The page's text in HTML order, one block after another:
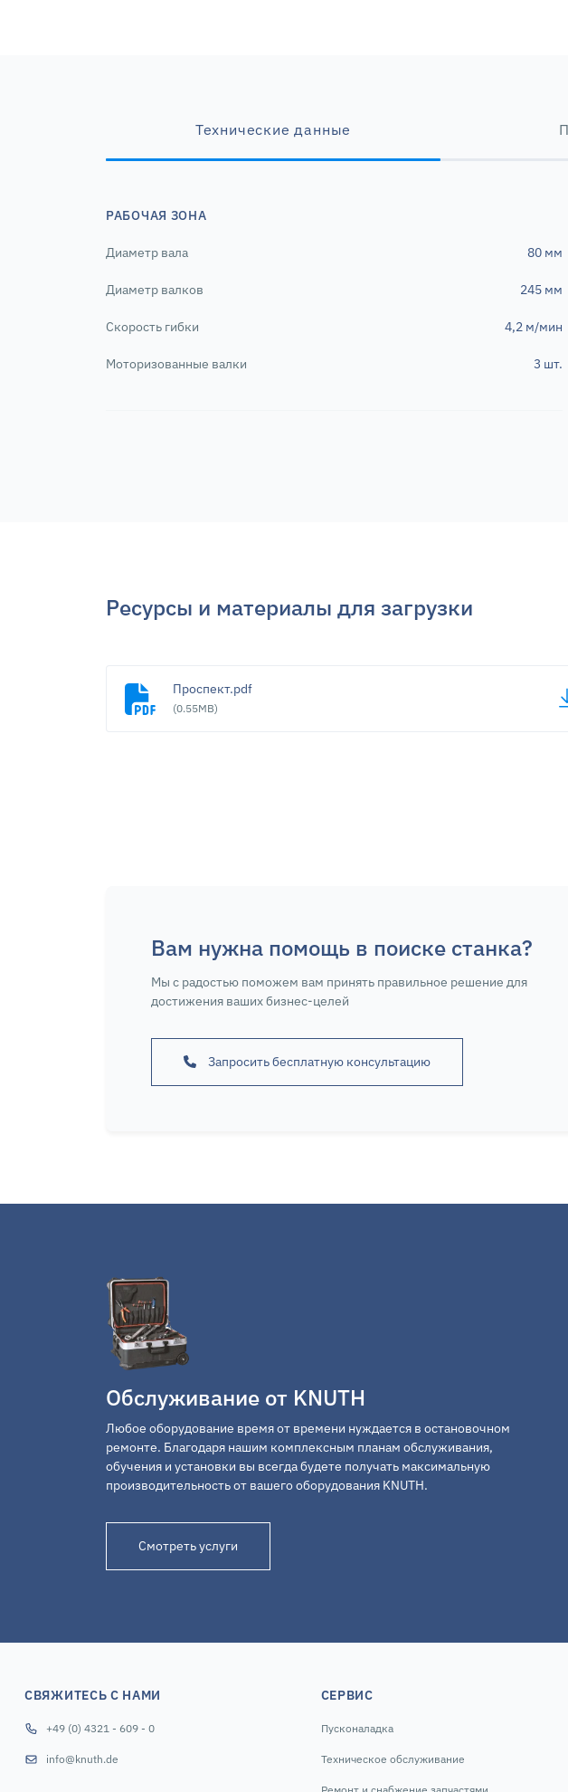
Технические данные
РАБОЧАЯ ЗОНА
Диаметр вала 80 мм
Диаметр валков 245 мм
Скорость гибки 4,2 м/мин
Моторизованные валки 3 шт.
Ресурсы и материалы для загрузки
Проспект.pdf
(0.55MB)
Вам нужна помощь в поиске станка?
Мы с радостью поможем вам принять правильное решение для
достижения ваших бизнес-целей
Запросить бесплатную консультацию
Обслуживание от KNUTH
Любое оборудование время от времени нуждается в остановочном
ремонте. Благодаря нашим комплексным планам обслуживания,
обучения и установки вы всегда будете получать максимальную
производительность от вашего оборудования KNUTH.
Cмотреть услуги
СВЯЖИТЕСЬ С НАМИ
+49 (0) 4321 - 609 - 0
info@knuth.de
СЕРВИС
Пусконаладка
Техническое обслуживание